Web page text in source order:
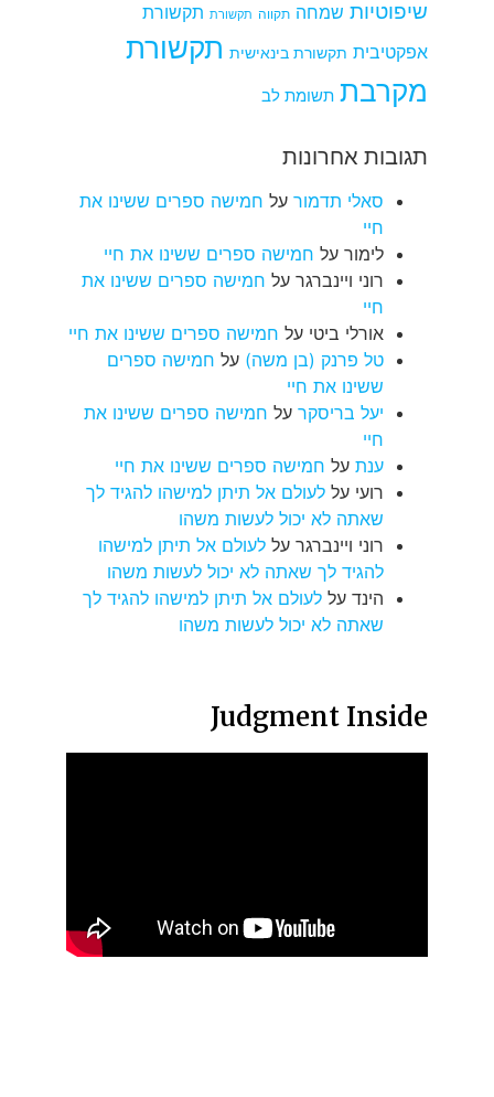
שיפוטיות שמחה תקווה תקשורת תקשורת
אפקטיבית תקשורת בינאישית תקשורת
מקרבת תשומת לב
תגובות אחרונות
סאלי תדמור על חמישה ספרים ששינו את
חיי
לימור על חמישה ספרים ששינו את חיי
רוני ויינברגר על חמישה ספרים ששינו את
חיי
אורלי ביטי על חמישה ספרים ששינו את חיי
טל פרנק (בן משה) על חמישה ספרים
ששינו את חיי
יעל בריסקר על חמישה ספרים ששינו את
חיי
ענת על חמישה ספרים ששינו את חיי
רועי על לעולם אל תיתן למישהו להגיד לך
שאתה לא יכול לעשות משהו
רוני ויינברגר על לעולם אל תיתן למישהו
להגיד לך שאתה לא יכול לעשות משהו
הינד על לעולם אל תיתן למישהו להגיד לך
שאתה לא יכול לעשות משהו
Judgment Inside